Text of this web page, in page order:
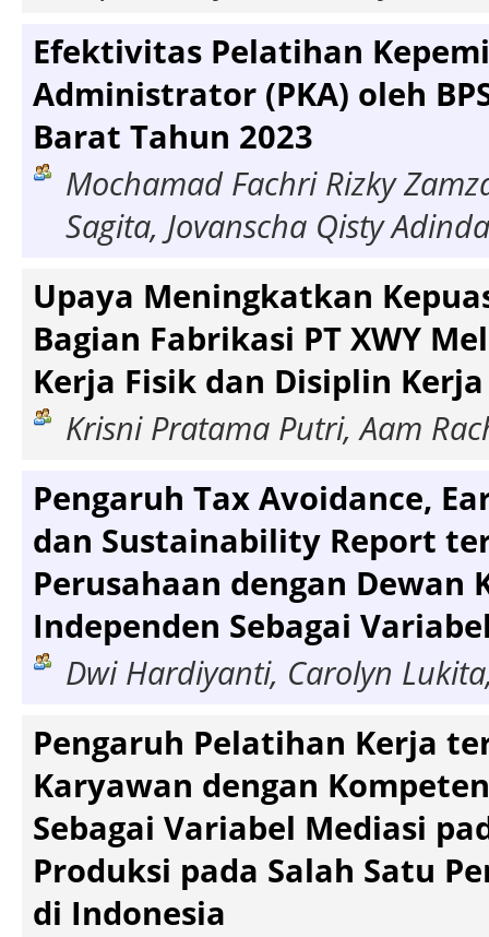
Efektivitas Pelatihan
Administrator (PKA) oleh
Barat Tahun 2023
Mochamad Fachri Rizky
Sagita, Jovanscha Qisty
Upaya Meningkatkan
Bagian Fabrikasi PT XWY
Kerja Fisik dan Disiplin Kerja
Krisni Pratama Putri, Aam
Pengaruh Tax Avoidance,
dan Sustainability Report
Perusahaan dengan Dewan
Independen Sebagai
Dwi Hardiyanti, Carolyn
Pengaruh Pelatihan Kerja
Karyawan dengan
Sebagai Variabel Mediasi
Produksi pada Salah Satu
di Indonesia